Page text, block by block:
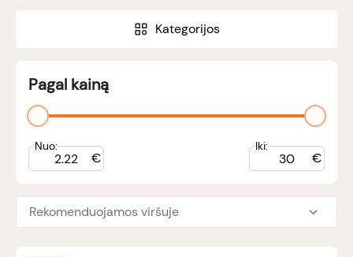
Kategorijos
Pagal kainą
Nuo:
€
Iki:
€
Rekomenduojamos viršuje